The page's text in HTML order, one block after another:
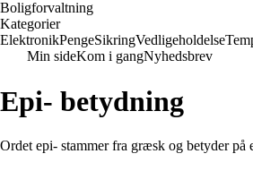
Boligforvaltning
Kategorier
ElektronikPengeSikringVedligeholdelse
Min sideKom i gangNyhedsbrev
Epi- betydning
Ordet epi- stammer fra græsk og betyder